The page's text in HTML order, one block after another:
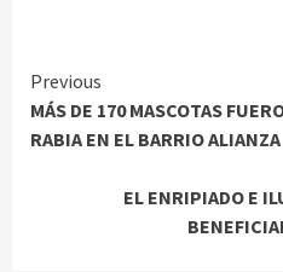
Continue
Reading
Previous
MÁS DE 170 MASCOTAS
RABIA EN EL BARRIO ALIANZA
EL ENRIPIADO E